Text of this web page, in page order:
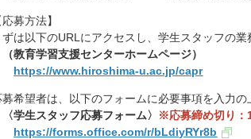
募方法】
ずは以下のURLにアクセスし、学生スタッフの業
（教育学習支援センターホームページ）
https://www.hiroshima-u.ac.jp/capr
募希望者は、以下のフォームに必要事項を入力の
〈学生スタッフ応募フォーム〉 ※応募締め切り：
https://forms.office.com/r/bLdiyRYr8b